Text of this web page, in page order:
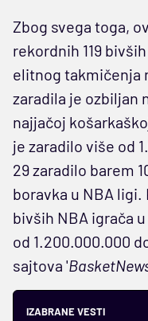
Zbog svega toga,
rekordnih 119
elitnog takmičenja
zaradila je ozbiljan
najjačoj
je zaradilo više od
29 zaradilo barem
boravka u NBA ligi.
bivših NBA igrača
od 1.200.000.000
sajtova '
IZABRANE VESTI